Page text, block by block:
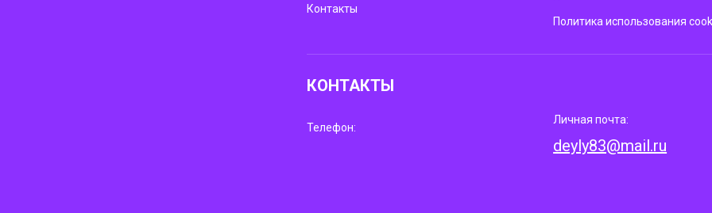
Контакты
Политика использования
КОНТАКТЫ
Телефон:
Личная почта:
deyly83@mail.ru